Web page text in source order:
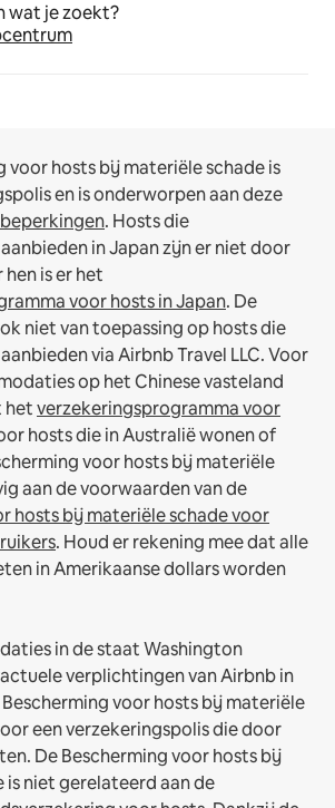
wat je zoekt?
voor hosts bij materiële schade is
en is onderworpen aan deze
. Hosts die
in Japan zijn er niet door
is er het
voor hosts in Japan. De
niet van toepassing op hosts die
via Airbnb Travel LLC.Voor
op het Chinese vasteland
hetverzekeringsprogramma voor
hosts die in Australië wonen of
voor hosts bij materiële
aan de voorwaarden van de
hosts bij materiële schade voor
. Houd er rekening mee dat alle
in Amerikaanse dollars worden
in de staat Washington
verplichtingen van Airbnb in
voor hosts bij materiële
een verzekeringspolis die door
De Bescherming voor hosts bij
is niet gerelateerd aan de